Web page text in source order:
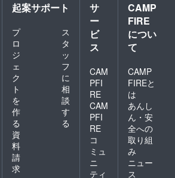
起案サポート
プ
ロ
ジ
ェ
ク
ト
を
作
る
ス
タ
ッ
フ
に
相
談
す
る
資
料
請
求
サ
ー
ビ
ス
CAM
PFI
RE
CAM
PFI
RE
コ
ミュ
ニ
ティ
CAMP
FIRE
につい
て
CAMP
FIREと
は
あんし
ん・安
全への
取り組
み
ニュー
ス